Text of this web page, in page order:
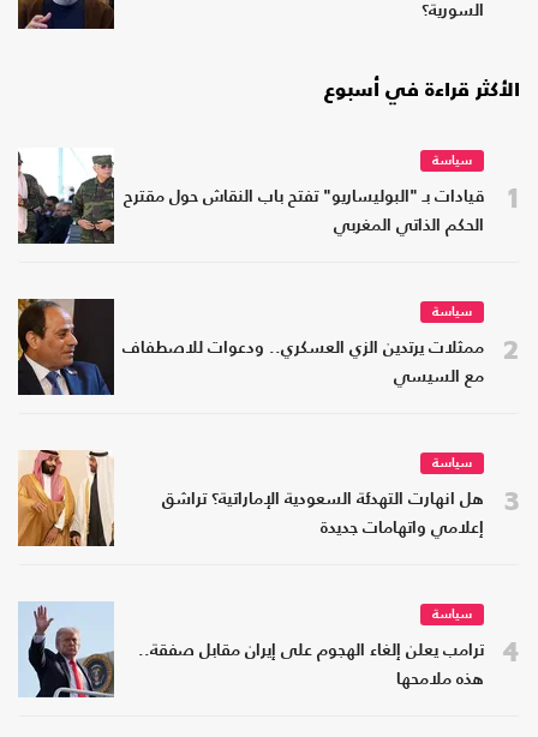
السورية؟
الأكثر قراءة في أسبوع
1
سياسة
قيادات بـ "البوليساريو" تفتح باب النقاش حول مقترح
الحكم الذاتي المغربي
2
سياسة
ممثلات يرتدين الزي العسكري.. ودعوات للاصطفاف
مع السيسي
3
سياسة
هل انهارت التهدئة السعودية الإماراتية؟ تراشق
إعلامي واتهامات جديدة
4
سياسة
ترامب يعلن إلغاء الهجوم على إيران مقابل صفقة..
هذه ملامحها